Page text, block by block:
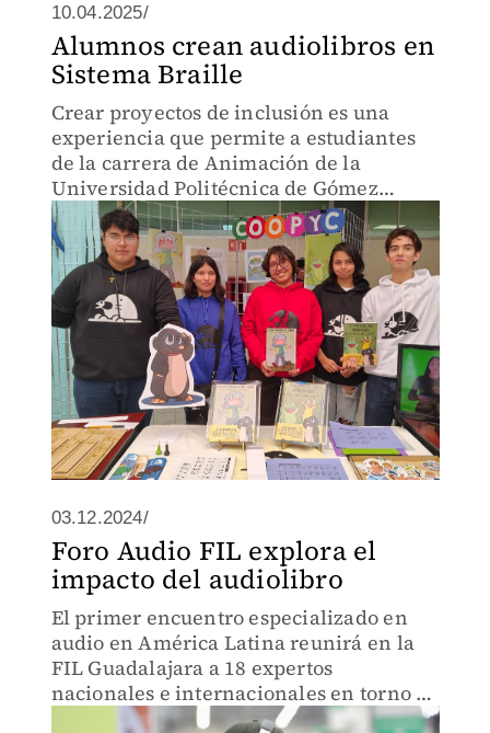
10.04.2025/
Alumnos crean audiolibros en
Sistema Braille
Crear proyectos de inclusión es una
experiencia que permite a estudiantes
de la carrera de Animación de la
Universidad Politécnica de Gómez
Palacio, desarrollar más su creatividad
03.12.2024/
Foro Audio FIL explora el
impacto del audiolibro
El primer encuentro especializado en
audio en América Latina reunirá en la
FIL Guadalajara a 18 expertos
nacionales e internacionales en torno al
formato sonoro.